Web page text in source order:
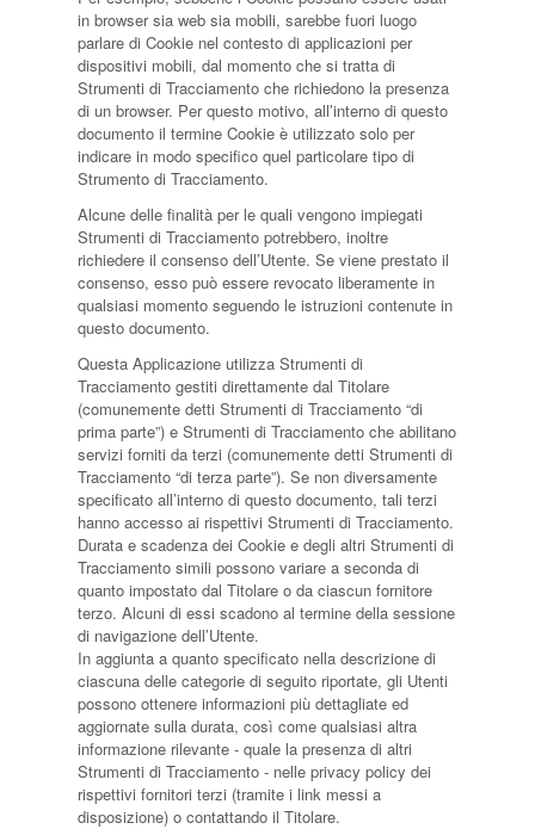
in browser sia web sia mobili, sarebbe fuori luogo
parlare di Cookie nel contesto di applicazioni per
dispositivi mobili, dal momento che si tratta di
Strumenti di Tracciamento che richiedono la presenza
di un browser. Per questo motivo, all’interno di questo
documento il termine Cookie è utilizzato solo per
indicare in modo specifico quel particolare tipo di
Strumento di Tracciamento.
Alcune delle finalità per le quali vengono impiegati
Strumenti di Tracciamento potrebbero, inoltre
richiedere il consenso dell’Utente. Se viene prestato il
consenso, esso può essere revocato liberamente in
qualsiasi momento seguendo le istruzioni contenute in
questo documento.
Questa Applicazione utilizza Strumenti di
Tracciamento gestiti direttamente dal Titolare
(comunemente detti Strumenti di Tracciamento “di
prima parte”) e Strumenti di Tracciamento che abilitano
servizi forniti da terzi (comunemente detti Strumenti di
Tracciamento “di terza parte”). Se non diversamente
specificato all’interno di questo documento, tali terzi
hanno accesso ai rispettivi Strumenti di Tracciamento.
Durata e scadenza dei Cookie e degli altri Strumenti di
Tracciamento simili possono variare a seconda di
quanto impostato dal Titolare o da ciascun fornitore
terzo. Alcuni di essi scadono al termine della sessione
di navigazione dell’Utente.
In aggiunta a quanto specificato nella descrizione di
ciascuna delle categorie di seguito riportate, gli Utenti
possono ottenere informazioni più dettagliate ed
aggiornate sulla durata, così come qualsiasi altra
informazione rilevante - quale la presenza di altri
Strumenti di Tracciamento - nelle privacy policy dei
rispettivi fornitori terzi (tramite i link messi a
disposizione) o contattando il Titolare.